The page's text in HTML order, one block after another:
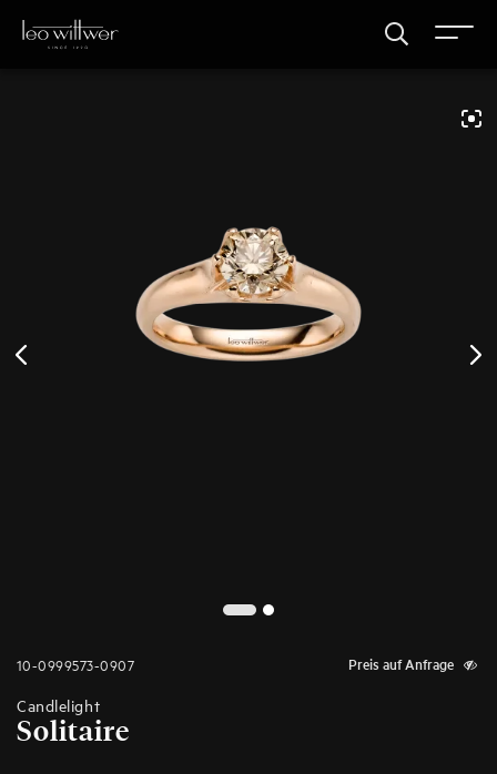
10-0999573-0907 Preis auf Anfrage
Candlelight
Solitaire